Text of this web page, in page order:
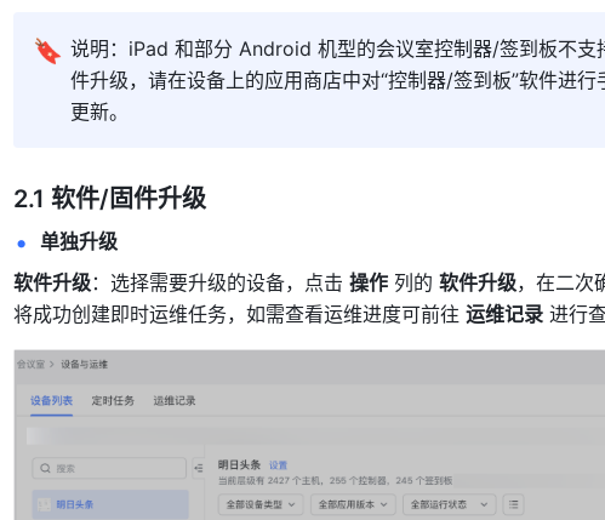
🔖 说明：iPad 和部分 Android 机型的会议室控制器/签到板不支
件升级，请在设备上的应用商店中对“控制器/签到板”软件进
更新。
2.1 软件/固件升级
单独升级
软件升级：选择需要升级的设备，点击 操作 列的 软件升级，在二次
将成功创建即时运维任务，如需查看运维进度可前往 运维记录 进行查